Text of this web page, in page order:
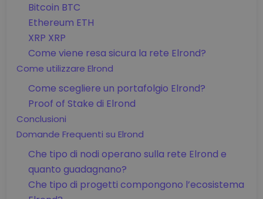
Bitcoin BTC
Ethereum ETH
XRP XRP
Come viene resa sicura la rete Elrond?
Come utilizzare Elrond
Come scegliere un portafolgio Elrond?
Proof of Stake di Elrond
Conclusioni
Domande Frequenti su Elrond
Che tipo di nodi operano sulla rete Elrond e
quanto guadagnano?
Che tipo di progetti compongono l’ecosistema